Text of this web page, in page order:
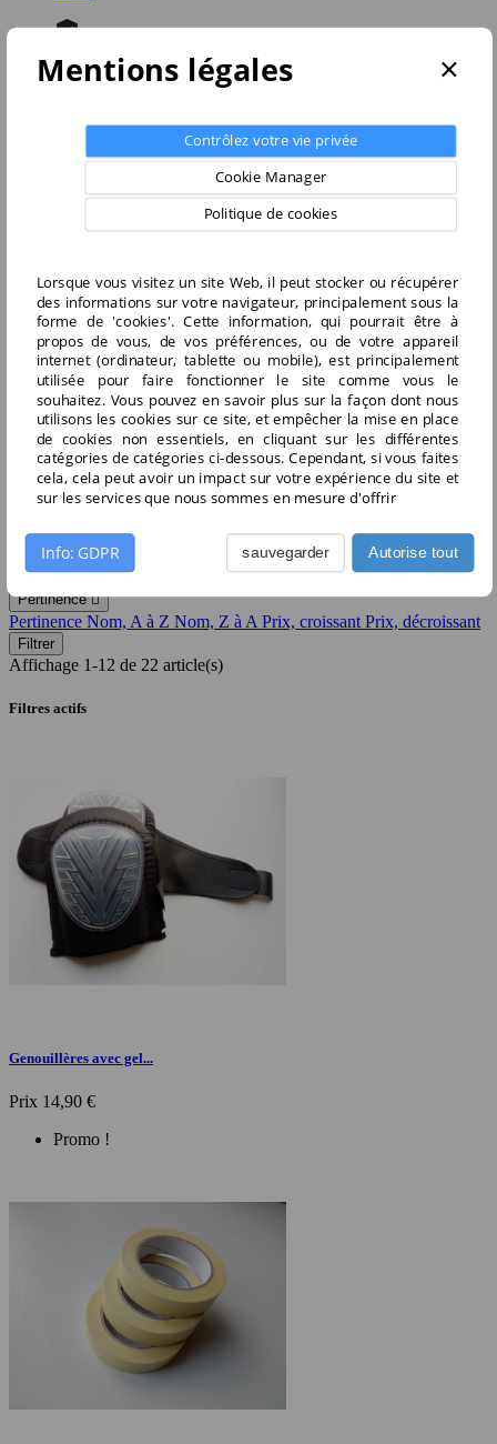
×
Mentions légales
Contrôlez votre vie privée
Cookie Manager
Politique de cookies
Lorsque vous visitez un site Web, il peut stocker ou récupérer
des informations sur votre navigateur, principalement sous la
forme de 'cookies'. Cette information, qui pourrait être à
propos de vous, de vos préférences, ou de votre appareil
internet (ordinateur, tablette ou mobile), est principalement
utilisée pour faire fonctionner le site comme vous le
souhaitez. Vous pouvez en savoir plus sur la façon dont nous
utilisons les cookies sur ce site, et empêcher la mise en place
de cookies non essentiels, en cliquant sur les différentes
catégories de catégories ci-dessous. Cependant, si vous faites
cela, cela peut avoir un impact sur votre expérience du site et
sur les services que nous sommes en mesure d'offrir
Info: GDPR sauvegarder Autorise tout
"Réassurance")
Politique de livraison (à modifier dans le module
Politique retours (à modifier dans le module
"Réassurance")
Accueil
ok
Filtrer par
Effacer tout
Nettoyage et Finition
Nettoyage et Finition
Il y a 22 produits.
Trier par :
Pertinence
Pertinence Nom, A à Z Nom, Z à A Prix, croissant Prix, décroissant
Filtrer
Affichage 1-12 de 22 article(s)
Filtres actifs
Genouillères avec gel...
Prix 14,90 €
Promo !